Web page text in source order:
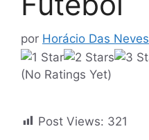
por Horácio Das Neves
(No Ratings Yet)
Post Views: 321